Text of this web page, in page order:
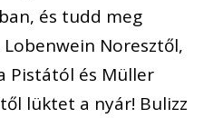
és tudd meg
Noresztől,
Pistától és Müller
lüktet a nyár! Bulizz